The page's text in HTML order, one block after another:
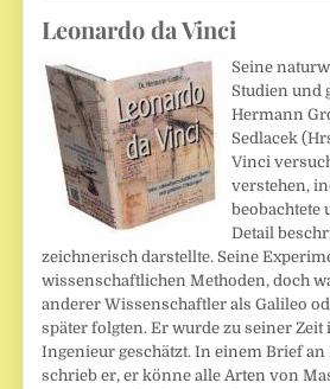
Leonardo da Vinci
Seine
Studien und
Hermann
Sedlacek
Vinci
verstehen,
beobachtete
Detail
zeichnerisch darstellte. Seine
wissenschaftlichen Methoden, doch
anderer Wissenschaftler als Galileo
später folgten. Er wurde zu seiner Zeit
Ingenieur geschätzt. In einem Brief
schrieb er, er könne alle Arten von